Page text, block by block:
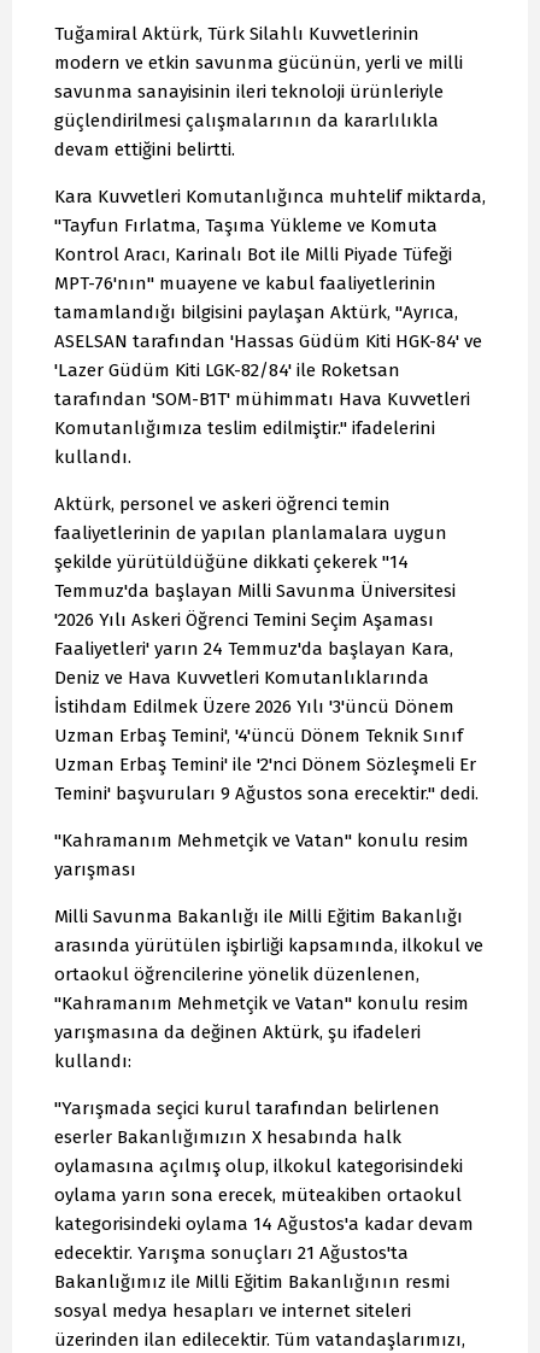
Tuğamiral Aktürk, Türk Silahlı Kuvvetlerinin
modern ve etkin savunma gücünün, yerli ve milli
savunma sanayisinin ileri teknoloji ürünleriyle
güçlendirilmesi çalışmalarının da kararlılıkla
devam ettiğini belirtti.
Kara Kuvvetleri Komutanlığınca muhtelif miktarda,
"Tayfun Fırlatma, Taşıma Yükleme ve Komuta
Kontrol Aracı, Karinalı Bot ile Milli Piyade Tüfeği
MPT-76'nın" muayene ve kabul faaliyetlerinin
tamamlandığı bilgisini paylaşan Aktürk, "Ayrıca,
ASELSAN tarafından 'Hassas Güdüm Kiti HGK-84' ve
'Lazer Güdüm Kiti LGK-82/84' ile Roketsan
tarafından 'SOM-B1T' mühimmatı Hava Kuvvetleri
Komutanlığımıza teslim edilmiştir." ifadelerini
kullandı.
Aktürk, personel ve askeri öğrenci temin
faaliyetlerinin de yapılan planlamalara uygun
şekilde yürütüldüğüne dikkati çekerek "14
Temmuz'da başlayan Milli Savunma Üniversitesi
'2026 Yılı Askeri Öğrenci Temini Seçim Aşaması
Faaliyetleri' yarın 24 Temmuz'da başlayan Kara,
Deniz ve Hava Kuvvetleri Komutanlıklarında
İstihdam Edilmek Üzere 2026 Yılı '3'üncü Dönem
Uzman Erbaş Temini', '4'üncü Dönem Teknik Sınıf
Uzman Erbaş Temini' ile '2'nci Dönem Sözleşmeli Er
Temini' başvuruları 9 Ağustos sona erecektir." dedi.
"Kahramanım Mehmetçik ve Vatan" konulu resim
yarışması
Milli Savunma Bakanlığı ile Milli Eğitim Bakanlığı
arasında yürütülen işbirliği kapsamında, ilkokul ve
ortaokul öğrencilerine yönelik düzenlenen,
"Kahramanım Mehmetçik ve Vatan" konulu resim
yarışmasına da değinen Aktürk, şu ifadeleri
kullandı:
"Yarışmada seçici kurul tarafından belirlenen
eserler Bakanlığımızın X hesabında halk
oylamasına açılmış olup, ilkokul kategorisindeki
oylama yarın sona erecek, müteakiben ortaokul
kategorisindeki oylama 14 Ağustos'a kadar devam
edecektir. Yarışma sonuçları 21 Ağustos'ta
Bakanlığımız ile Milli Eğitim Bakanlığının resmi
sosyal medya hesapları ve internet siteleri
üzerinden ilan edilecektir. Tüm vatandaşlarımızı,